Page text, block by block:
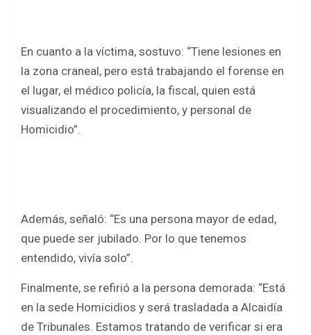
En cuanto a la víctima, sostuvo: “Tiene lesiones en
la zona craneal, pero está trabajando el forense en
el lugar, el médico policía, la fiscal, quien está
visualizando el procedimiento, y personal de
Homicidio”.
Además, señaló: “Es una persona mayor de edad,
que puede ser jubilado. Por lo que tenemos
entendido, vivía solo”.
Finalmente, se refirió a la persona demorada: “Está
en la sede Homicidios y será trasladada a Alcaidía
de Tribunales. Estamos tratando de verificar si era